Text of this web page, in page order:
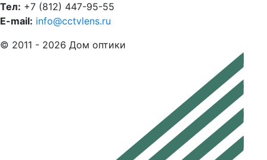
Тел: +7 (812) 447-95-55
E-mail: info@cctvlens.ru
© 2011 - 2026 Дом оптики